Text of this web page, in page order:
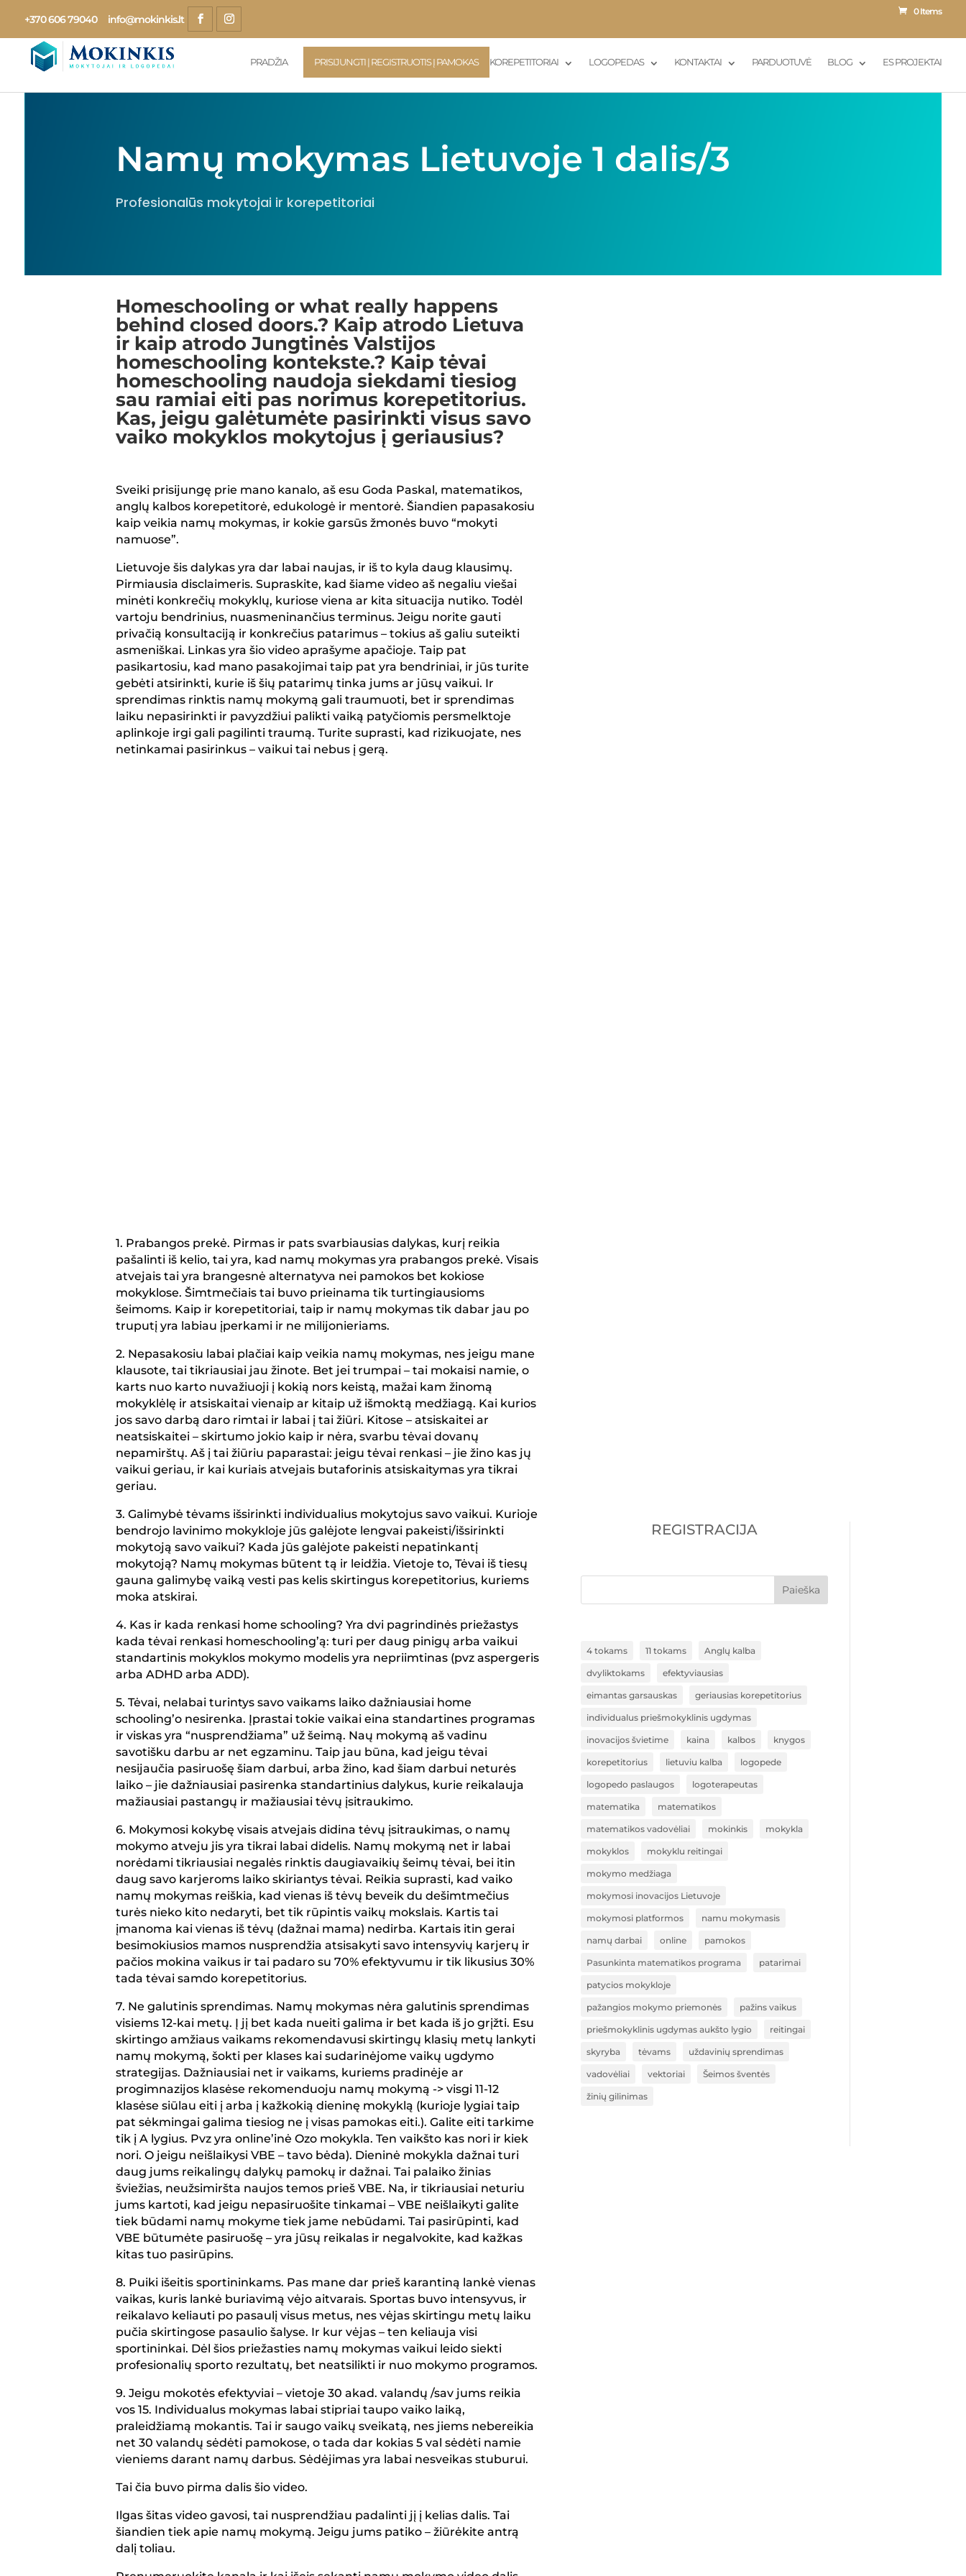
+370 606 79040 info@mokinkis.lt
0 Items
PRADŽIA PRISIJUNGTI | REGISTRUOTIS Į PAMOKAS KOREPETITORIAI LOGOPEDAS KONTAKTAI PARDUOTUVĖ BLOG ES PROJEKTAI
Namų mokymas Lietuvoje 1 dalis/3
Profesionalūs mokytojai ir korepetitoriai
Homeschooling or what really happens
behind closed doors.? Kaip atrodo Lietuva
ir kaip atrodo Jungtinės Valstijos
homeschooling kontekste.? Kaip tėvai
homeschooling naudoja siekdami tiesiog
sau ramiai eiti pas norimus korepetitorius.
Kas, jeigu galėtumėte pasirinkti visus savo
vaiko mokyklos mokytojus į geriausius?
Sveiki prisijungę prie mano kanalo, aš esu Goda Paskal, matematikos,
anglų kalbos korepetitorė, edukologė ir mentorė. Šiandien papasakosiu
kaip veikia namų mokymas, ir kokie garsūs žmonės buvo “mokyti
namuose”.
Lietuvoje šis dalykas yra dar labai naujas, ir iš to kyla daug klausimų.
Pirmiausia disclaimeris. Supraskite, kad šiame video aš negaliu viešai
minėti konkrečių mokyklų, kuriose viena ar kita situacija nutiko. Todėl
vartoju bendrinius, nuasmeninančius terminus. Jeigu norite gauti
privačią konsultaciją ir konkrečius patarimus – tokius aš galiu suteikti
asmeniškai. Linkas yra šio video aprašyme apačioje. Taip pat
pasikartosiu, kad mano pasakojimai taip pat yra bendriniai, ir jūs turite
gebėti atsirinkti, kurie iš šių patarimų tinka jums ar jūsų vaikui. Ir
sprendimas rinktis namų mokymą gali traumuoti, bet ir sprendimas
laiku nepasirinkti ir pavyzdžiui palikti vaiką patyčiomis persmelktoje
aplinkoje irgi gali pagilinti traumą. Turite suprasti, kad rizikuojate, nes
netinkamai pasirinkus – vaikui tai nebus į gerą.
1. Prabangos prekė. Pirmas ir pats svarbiausias dalykas, kurį reikia
pašalinti iš kelio, tai yra, kad namų mokymas yra prabangos prekė. Visais
atvejais tai yra brangesnė alternatyva nei pamokos bet kokiose
mokyklose. Šimtmečiais tai buvo prieinama tik turtingiausioms
šeimoms. Kaip ir korepetitoriai, taip ir namų mokymas tik dabar jau po
truputį yra labiau įperkami ir ne milijonieriams.
2. Nepasakosiu labai plačiai kaip veikia namų mokymas, nes jeigu mane
klausote, tai tikriausiai jau žinote. Bet jei trumpai – tai mokaisi namie, o
karts nuo karto nuvažiuoji į kokią nors keistą, mažai kam žinomą
mokyklėlę ir atsiskaitai vienaip ar kitaip už išmoktą medžiagą. Kai kurios
jos savo darbą daro rimtai ir labai į tai žiūri. Kitose – atsiskaitei ar
neatsiskaitei – skirtumo jokio kaip ir nėra, svarbu tėvai dovanų
nepamirštų. Aš į tai žiūriu paparastai: jeigu tėvai renkasi – jie žino kas jų
vaikui geriau, ir kai kuriais atvejais butaforinis atsiskaitymas yra tikrai
geriau.
3. Galimybė tėvams išsirinkti individualius mokytojus savo vaikui. Kurioje
bendrojo lavinimo mokykloje jūs galėjote lengvai pakeisti/išsirinkti
mokytoją savo vaikui? Kada jūs galėjote pakeisti nepatinkantį
mokytoją? Namų mokymas būtent tą ir leidžia. Vietoje to, Tėvai iš tiesų
gauna galimybę vaiką vesti pas kelis skirtingus korepetitorius, kuriems
moka atskirai.
4. Kas ir kada renkasi home schooling? Yra dvi pagrindinės priežastys
kada tėvai renkasi homeschooling’ą: turi per daug pinigų arba vaikui
standartinis mokyklos mokymo modelis yra nepriimtinas (pvz aspergeris
arba ADHD arba ADD).
5. Tėvai, nelabai turintys savo vaikams laiko dažniausiai home
schooling’o nesirenka. Įprastai tokie vaikai eina standartines programas
ir viskas yra “nusprendžiama” už šeimą. Naų mokymą aš vadinu
savotišku darbu ar net egzaminu. Taip jau būna, kad jeigu tėvai
nesijaučia pasiruošę šiam darbui, arba žino, kad šiam darbui neturės
laiko – jie dažniausiai pasirenka standartinius dalykus, kurie reikalauja
mažiausiai pastangų ir mažiausiai tėvų įsitraukimo.
6. Mokymosi kokybę visais atvejais didina tėvų įsitraukimas, o namų
mokymo atveju jis yra tikrai labai didelis. Namų mokymą net ir labai
norėdami tikriausiai negalės rinktis daugiavaikių šeimų tėvai, bei itin
daug savo karjeroms laiko skiriantys tėvai. Reikia suprasti, kad vaiko
namų mokymas reiškia, kad vienas iš tėvų beveik du dešimtmečius
turės nieko kito nedaryti, bet tik rūpintis vaikų mokslais. Kartis tai
įmanoma kai vienas iš tėvų (dažnai mama) nedirba. Kartais itin gerai
besimokiusios mamos nusprendžia atsisakyti savo intensyvių karjerų ir
pačios mokina vaikus ir tai padaro su 70% efektyvumu ir tik likusius 30%
tada tėvai samdo korepetitorius.
7. Ne galutinis sprendimas. Namų mokymas nėra galutinis sprendimas
visiems 12-kai metų. Į jį bet kada nueiti galima ir bet kada iš jo grįžti. Esu
skirtingo amžiaus vaikams rekomendavusi skirtingų klasių metų lankyti
namų mokymą, šokti per klases kai sudarinėjome vaikų ugdymo
strategijas. Dažniausiai net ir vaikams, kuriems pradinėje ar
progimnazijos klasėse rekomenduoju namų mokymą -> visgi 11-12
klasėse siūlau eiti į arba į kažkokią dieninę mokyklą (kurioje lygiai taip
pat sėkmingai galima tiesiog ne į visas pamokas eiti.). Galite eiti tarkime
tik į A lygius. Pvz yra online’inė Ozo mokykla. Ten vaikšto kas nori ir kiek
nori. O jeigu neišlaikysi VBE – tavo bėda). Dieninė mokykla dažnai turi
daug jums reikalingų dalykų pamokų ir dažnai. Tai palaiko žinias
šviežias, neužsimiršta naujos temos prieš VBE. Na, ir tikriausiai neturiu
jums kartoti, kad jeigu nepasiruošite tinkamai – VBE neišlaikyti galite
tiek būdami namų mokyme tiek jame nebūdami. Tai pasirūpinti, kad
VBE būtumėte pasiruošę – yra jūsų reikalas ir negalvokite, kad kažkas
kitas tuo pasirūpins.
8. Puiki išeitis sportininkams. Pas mane dar prieš karantiną lankė vienas
vaikas, kuris lankė buriavimą vėjo aitvarais. Sportas buvo intensyvus, ir
reikalavo keliauti po pasaulį visus metus, nes vėjas skirtingu metų laiku
pučia skirtingose pasaulio šalyse. Ir kur vėjas – ten keliauja visi
sportininkai. Dėl šios priežasties namų mokymas vaikui leido siekti
profesionalių sporto rezultatų, bet neatsilikti ir nuo mokymo programos.
9. Jeigu mokotės efektyviai – vietoje 30 akad. valandų /sav jums reikia
vos 15. Individualus mokymas labai stipriai taupo vaiko laiką,
praleidžiamą mokantis. Tai ir saugo vaikų sveikatą, nes jiems nebereikia
net 30 valandų sėdėti pamokose, o tada dar kokias 5 val sėdėti namie
vieniems darant namų darbus. Sėdėjimas yra labai nesveikas stuburui.
Tai čia buvo pirma dalis šio video.
Ilgas šitas video gavosi, tai nusprendžiau padalinti jį į kelias dalis. Tai
šiandien tiek apie namų mokymą. Jeigu jums patiko – žiūrėkite antrą
dalį toliau.
REGISTRACIJA
Paieška
4 tokams 11 tokams Anglų kalba
dvyliktokams efektyviausias
eimantas garsauskas geriausias korepetitorius
individualus priešmokyklinis ugdymas
inovacijos švietime kaina kalbos knygos
korepetitorius lietuviu kalba logopede
logopedo paslaugos logoterapeutas
matematika matematikos
matematikos vadovėliai mokinkis mokykla
mokyklos mokyklu reitingai
mokymo medžiaga
mokymosi inovacijos Lietuvoje
mokymosi platformos namu mokymasis
namų darbai online pamokos
Pasunkinta matematikos programa patarimai
patycios mokykloje
pažangios mokymo priemonės pažins vaikus
priešmokyklinis ugdymas aukšto lygio reitingai
skyryba tėvams uždavinių sprendimas
vadovėliai vektoriai Šeimos šventės
žinių gilinimas